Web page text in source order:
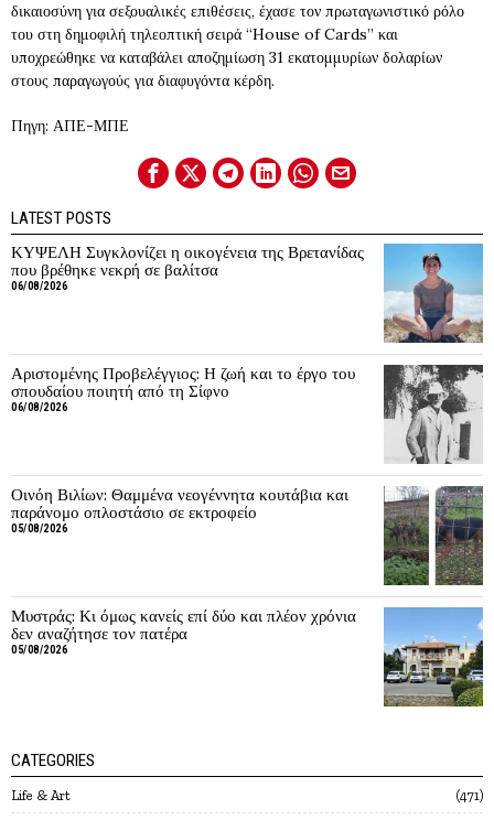
δικαιοσύνη για σεξουαλικές επιθέσεις, έχασε τον πρωταγωνιστικό ρόλο
του στη δημοφιλή τηλεοπτική σειρά “House of Cards” και
υποχρεώθηκε να καταβάλει αποζημίωση 31 εκατομμυρίων δολαρίων
στους παραγωγούς για διαφυγόντα κέρδη.
Πηγη: ΑΠΕ-ΜΠΕ
LATEST POSTS
ΚΥΨΕΛΗ Συγκλονίζει η οικογένεια της Βρετανίδας
που βρέθηκε νεκρή σε βαλίτσα
06/08/2026
Αριστομένης Προβελέγγιος: Η ζωή και το έργο του
σπουδαίου ποιητή από τη Σίφνο
06/08/2026
Οινόη Βιλίων: Θαμμένα νεογέννητα κουτάβια και
παράνομο οπλοστάσιο σε εκτροφείο
05/08/2026
Μυστράς: Κι όμως κανείς επί δύο και πλέον χρόνια
δεν αναζήτησε τον πατέρα
05/08/2026
CATEGORIES
Life & Art 471